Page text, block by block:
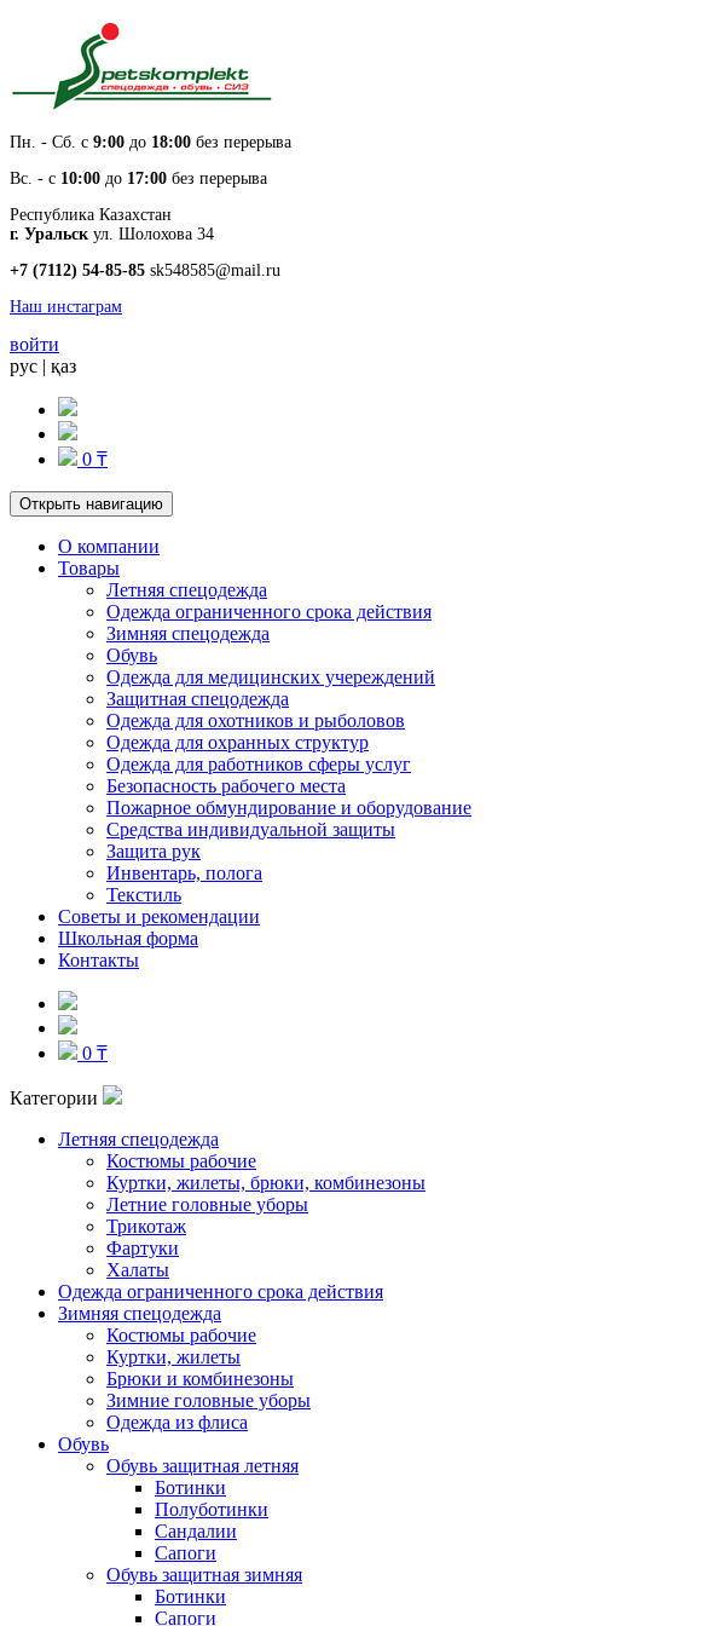
Пн. - Cб. с 9:00 до 18:00 без перерыва
Вс. - с 10:00 до 17:00 без перерыва
Республика Казахстан
г. Уральск ул. Шолохова 34
+7 (7112) 54-85-85 sk548585@mail.ru
Наш инстаграм
войти
рус | қаз
0 ₸
Открыть навигацию
О компании
Товары
Летняя спецодежда
Одежда ограниченного срока действия
Зимняя спецодежда
Обувь
Одежда для медицинских учереждений
Защитная спецодежда
Одежда для охотников и рыболовов
Одежда для охранных структур
Одежда для работников сферы услуг
Безопасность рабочего места
Пожарное обмундирование и оборудование
Средства индивидуальной защиты
Защита рук
Инвентарь, полога
Текстиль
Советы и рекомендации
Школьная форма
Контакты
0 ₸
Категории
Летняя спецодежда
Костюмы рабочие
Куртки, жилеты, брюки, комбинезоны
Летние головные уборы
Трикотаж
Фартуки
Халаты
Одежда ограниченного срока действия
Зимняя спецодежда
Костюмы рабочие
Куртки, жилеты
Брюки и комбинезоны
Зимние головные уборы
Одежда из флиса
Обувь
Обувь защитная летняя
Ботинки
Полуботинки
Сандалии
Сапоги
Обувь защитная зимняя
Ботинки
Сапоги